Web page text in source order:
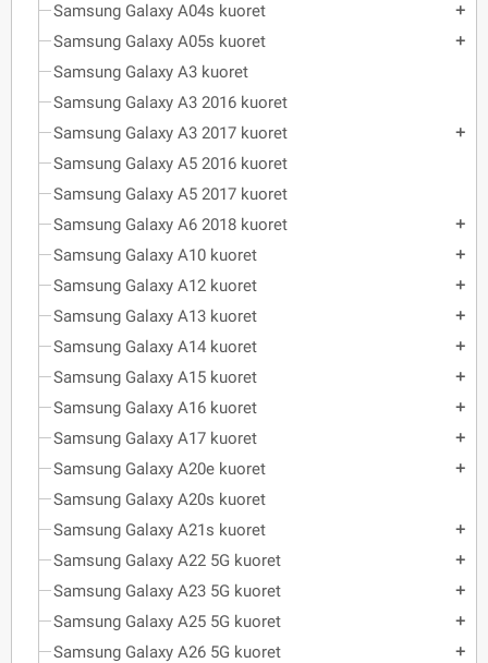
Samsung Galaxy A04s kuoret add
Samsung Galaxy A05s kuoret add
Samsung Galaxy A3 kuoret
Samsung Galaxy A3 2016 kuoret
Samsung Galaxy A3 2017 kuoret
add
Samsung Galaxy A5 2016 kuoret
Samsung Galaxy A5 2017 kuoret
Samsung Galaxy A6 2018 kuoret
add
Samsung Galaxy A10 kuoret add
Samsung Galaxy A12 kuoret add
Samsung Galaxy A13 kuoret add
Samsung Galaxy A14 kuoret add
Samsung Galaxy A15 kuoret add
Samsung Galaxy A16 kuoret add
Samsung Galaxy A17 kuoret add
Samsung Galaxy A20e kuoret add
Samsung Galaxy A20s kuoret
Samsung Galaxy A21s kuoret
add
Samsung Galaxy A22 5G kuoret add
Samsung Galaxy A23 5G kuoret add
Samsung Galaxy A25 5G kuoret add
Samsung Galaxy A26 5G kuoret add